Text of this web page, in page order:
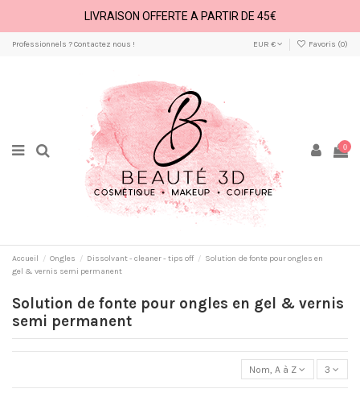
LIVRAISON OFFERTE A PARTIR DE 45€
Professionnels ? Contactez nous ! EUR € Favoris (0)
0
Accueil Ongles Dissolvant - cleaner - tips off
Solution de fonte pour ongles en
gel & vernis semi permanent
Solution de fonte pour ongles en gel & vernis
semi permanent
Nom, A à Z 3